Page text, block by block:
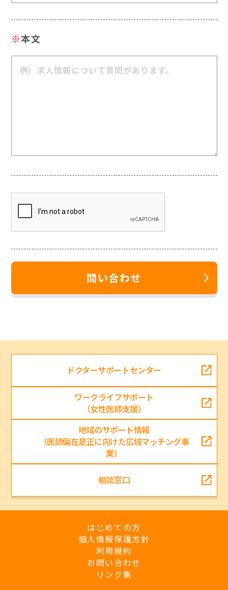
※本文
問い合わせ
ドクターサポートセンター
ワークライフサポート
（女性医師支援）
地域のサポート情報
（医師偏在是正に向けた広域マッチング事
業）
相談窓口
はじめての方
個人情報保護方針
利用規約
お問い合わせ
リンク集